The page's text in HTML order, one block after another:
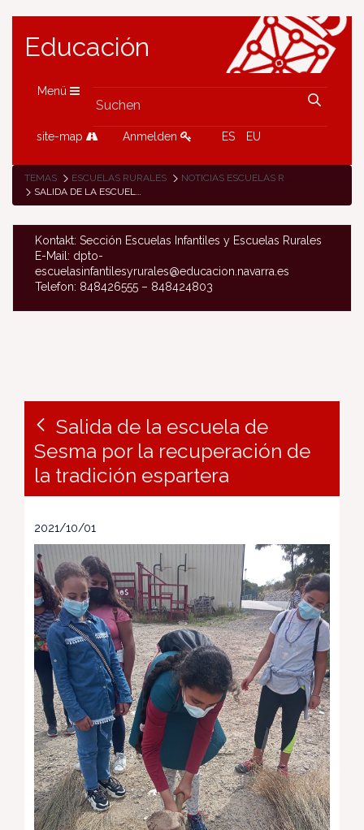
Educación
Menü
site-map Anmelden ES EU
TEMAS ESCUELAS RURALES
NOTICIAS ESCUELAS RURALES
SALIDA DE LA ESCUELA DE SESMA POR LA RECUPERACIÓN DE LA TRADICIÓN ESPARTERA
Kontakt: Sección Escuelas Infantiles y Escuelas Rurales
E-Mail: dpto-
escuelasinfantilesyrurales@educacion.navarra.es
Telefon: 848426555 – 848424803
Salida de la escuela de
Sesma por la recuperación de
la tradición espartera
2021/10/01